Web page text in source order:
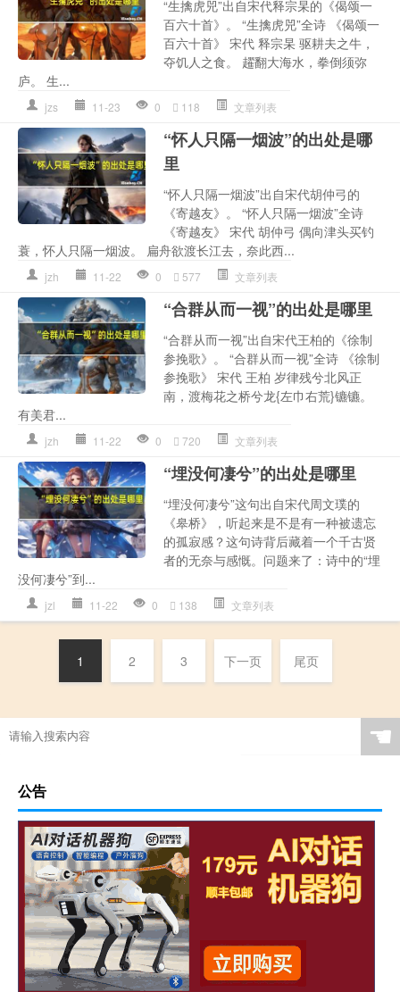
“生擒虎兕”出自宋代释宗杲的《偈颂一
百六十首》。 “生擒虎兕”全诗 《偈颂一
百六十首》 宋代 释宗杲 驱耕夫之牛，
夺饥人之食。 趯翻大海水，拳倒须弥
庐。 生...
jzs 11-23 0 118 文章列表
“怀人只隔一烟波”的出处是哪
里
“怀人只隔一烟波”出自宋代胡仲弓的
《寄越友》。 “怀人只隔一烟波”全诗
《寄越友》 宋代 胡仲弓 偶向津头买钓
蓑，怀人只隔一烟波。 扁舟欲渡长江去，奈此西...
jzh 11-22 0 577 文章列表
“合群从而一视”的出处是哪里
“合群从而一视”出自宋代王柏的《徐制
参挽歌》。 “合群从而一视”全诗 《徐制
参挽歌》 宋代 王柏 岁律残兮北风正
南，渡梅花之桥兮龙{左巾右荒}镳镳。
有美君...
jzh 11-22 0 720 文章列表
“埋没何凄兮”的出处是哪里
“埋没何凄兮”这句出自宋代周文璞的
《皋桥》，听起来是不是有一种被遗忘
的孤寂感？这句诗背后藏着一个千古贤
者的无奈与感慨。问题来了：诗中的“埋
没何凄兮”到...
jzl 11-22 0 138 文章列表
1 2 3 下一页 尾页
☚
公告